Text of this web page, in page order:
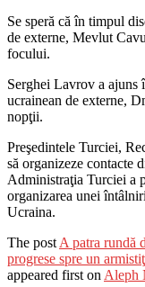
Se speră că în timpul
de externe, Mevlut
focului.
Serghei Lavrov a ajuns
ucrainean de externe,
nopţii.
Preşedintele Turciei,
să organizeze contacte
Administraţia Turciei a
organizarea unei
Ucraina.
The postA patra rundă
progrese spre un
appeared first onAleph